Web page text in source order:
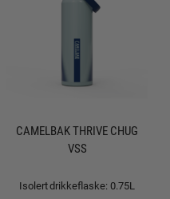
CAMELBAK THRIVE CHUG
VSS
Isolert drikkeflaske: 0.75L